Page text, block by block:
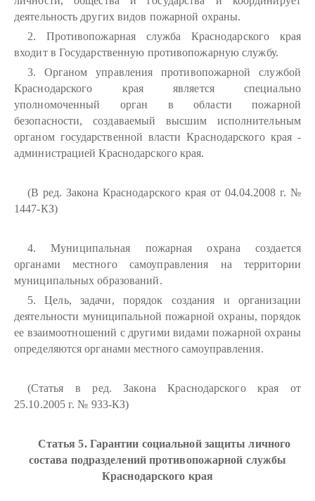
деятельность других видов пожарной охраны.
2. Противопожарная служба Краснодарского края
входит в Государственную противопожарную службу.
3. Органом управления противопожарной службой
Краснодарского края является специально
уполномоченный орган в области пожарной
безопасности, создаваемый высшим исполнительным
органом государственной власти Краснодарского края -
администрацией Краснодарского края.
(В ред. Закона Краснодарского края от 04.04.2008 г. №
1447-КЗ)
4. Муниципальная пожарная охрана создается
органами местного самоуправления на территории
муниципальных образований.
5. Цель, задачи, порядок создания и организации
деятельности муниципальной пожарной охраны, порядок
ее взаимоотношений с другими видами пожарной охраны
определяются органами местного самоуправления.
(Статья в ред. Закона Краснодарского края от
25.10.2005 г. № 933-КЗ)
Статья 5. Гарантии социальной защиты личного
состава подразделений противопожарной службы
Краснодарского края